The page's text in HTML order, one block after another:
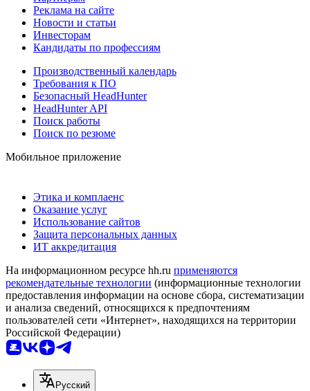
Реклама на сайте
Новости и статьи
Инвесторам
Кандидаты по профессиям
Производственный календарь
Требования к ПО
Безопасный HeadHunter
HeadHunter API
Поиск работы
Поиск по резюме
Мобильное приложение
Этика и комплаенс
Оказание услуг
Использование сайтов
Защита персональных данных
ИТ аккредитация
На информационном ресурсе hh.ru применяются
рекомендательные технологии (информационные технологии
предоставления информации на основе сбора, систематизации
и анализа сведений, относящихся к предпочтениям
пользователей сети «Интернет», находящихся на территории
Российской Федерации)
Русский